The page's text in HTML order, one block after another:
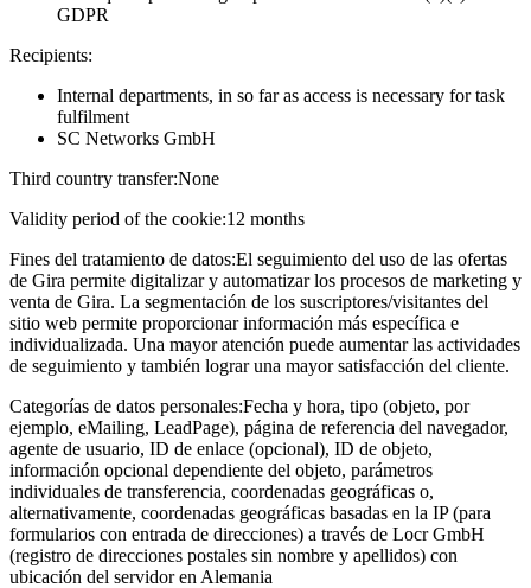
GDPR
Recipients:
Internal departments, in so far as access is necessary for task
fulfilment
SC Networks GmbH
Third country transfer:None
Validity period of the cookie:12 months
Fines del tratamiento de datos:El seguimiento del uso de las ofertas
de Gira permite digitalizar y automatizar los procesos de marketing y
venta de Gira. La segmentación de los suscriptores/visitantes del
sitio web permite proporcionar información más específica e
individualizada. Una mayor atención puede aumentar las actividades
de seguimiento y también lograr una mayor satisfacción del cliente.
Categorías de datos personales:Fecha y hora, tipo (objeto, por
ejemplo, eMailing, LeadPage), página de referencia del navegador,
agente de usuario, ID de enlace (opcional), ID de objeto,
información opcional dependiente del objeto, parámetros
individuales de transferencia, coordenadas geográficas o,
alternativamente, coordenadas geográficas basadas en la IP (para
formularios con entrada de direcciones) a través de Locr GmbH
(registro de direcciones postales sin nombre y apellidos) con
ubicación del servidor en Alemania